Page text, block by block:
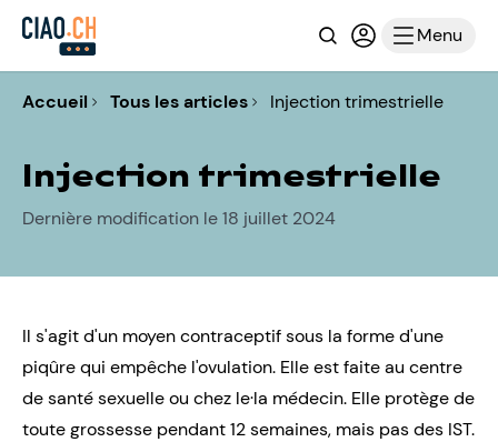
RechercheConnexion
Menu
Accueil Tous les articles Injection trimestrielle
Injection trimestrielle
Dernière modification le 18 juillet 2024
Il s'agit d'un moyen contraceptif sous la forme d'une
piqûre qui empêche l'ovulation. Elle est faite au centre
de santé sexuelleou chez le·la médecin. Elle protège de
toute grossesse pendant 12 semaines, mais pas des IST.